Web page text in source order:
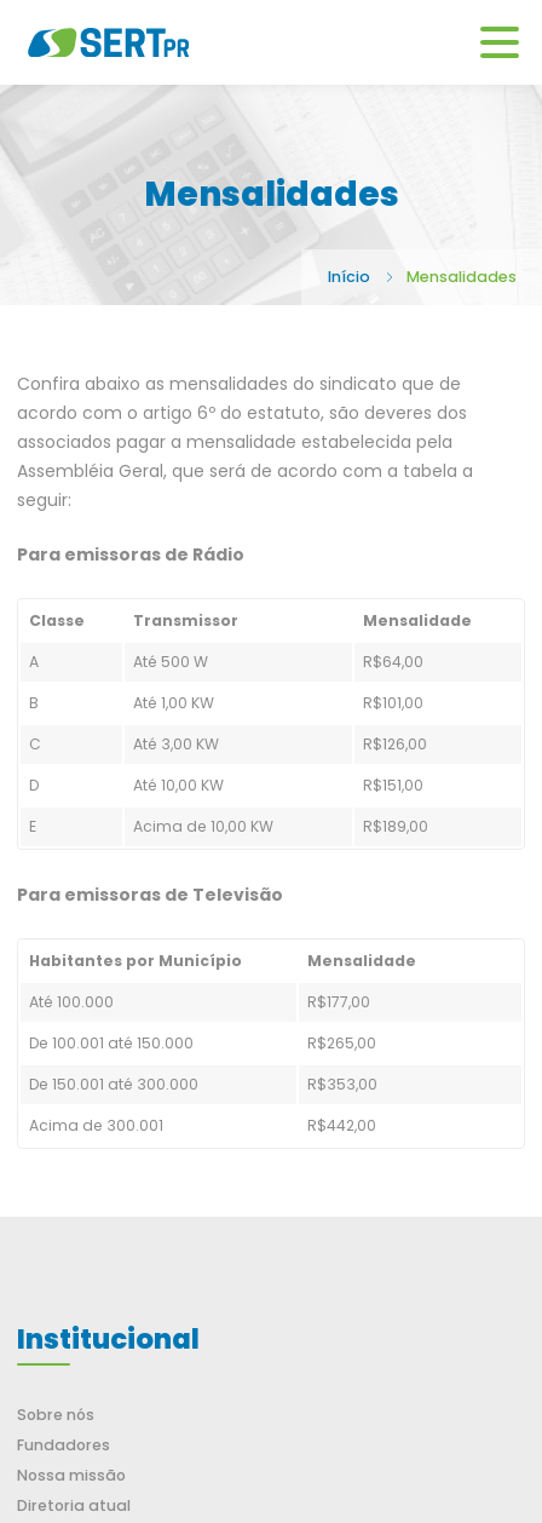
Mensalidades
Início Mensalidades
Confira abaixo as mensalidades do sindicato que de
acordo com o artigo 6º do estatuto, são deveres dos
associados pagar a mensalidade estabelecida pela
Assembléia Geral, que será de acordo com a tabela a
seguir:
Para emissoras de Rádio
Classe Transmissor
Mensalidade
A
Até 500 W
R$64,00
B
Até 1,00 KW
R$101,00
C
Até 3,00 KW
R$126,00
D
Até 10,00 KW
R$151,00
E
Acima de 10,00 KW R$189,00
Para emissoras de Televisão
Habitantes por Município
Mensalidade
Até 100.000
R$177,00
De 100.001 até 150.000
R$265,00
De 150.001 até 300.000
R$353,00
Acima de 300.001
R$442,00
Institucional
Sobre nós
Fundadores
Nossa missão
Diretoria atual